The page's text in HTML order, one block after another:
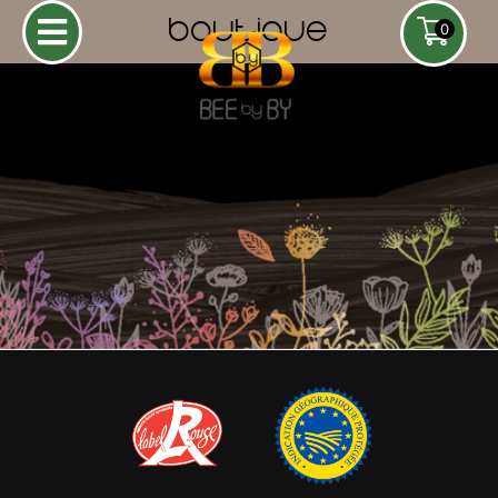
0
BOUTIQUE
Miel de Lavande
AJOUTER
Miel
Baptême -